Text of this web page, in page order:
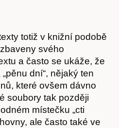
totiž v knižní podobě
svého
a často se ukáže, že
dní“, nějaký ten
které ovšem dávno
soubory tak později
místečku „cti
ale často také ve